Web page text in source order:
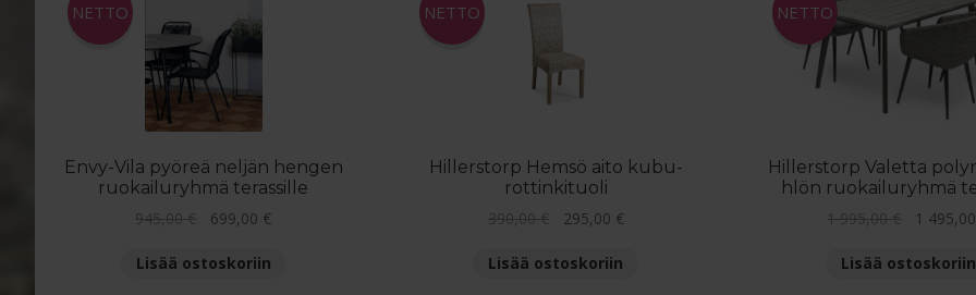
Envy-Vila pyöreä neljän hengen
ruokailuryhmä terassille
NETTO
945,00€
Alkuperäinen
oli:
699,00 €
Lisää ostoskoriin
Hillerstorp Hemsö aito kubu-
rottinkituoli
NETTO
390,00€
Alkuperäinen
oli:
295,00 €Nykyinen
Lisää ostoskoriin
Hillerstorp Valetta
hlön ruokailuryhmä
NETTO
1 995,00€
oli:
1 495,00
Lisää ostoskoriin